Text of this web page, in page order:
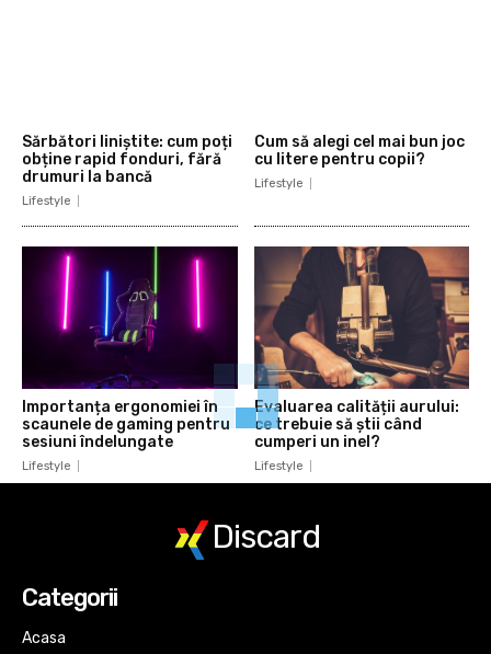
Sărbători liniștite: cum poți
obține rapid fonduri, fără
drumuri la bancă
Lifestyle
Cum să alegi cel mai bun joc
cu litere pentru copii?
Lifestyle
Importanța ergonomiei în
scaunele de gaming pentru
sesiuni îndelungate
Lifestyle
Evaluarea calității aurului:
ce trebuie să știi când
cumperi un inel?
Lifestyle
Discard
Categorii
Acasa